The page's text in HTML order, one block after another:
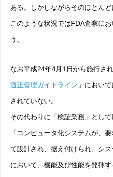
ある。しかしながらそのほとんど
このような状況ではFDA査察に
う。
なお平成24年4月1日から施行さ
適正管理ガイドライン 」におい
されていない。
その代わりに「検証業務」として
「コンピュータ化システムが、
て設計され、据え付けられ、シ
において、機能及び性能を発揮す